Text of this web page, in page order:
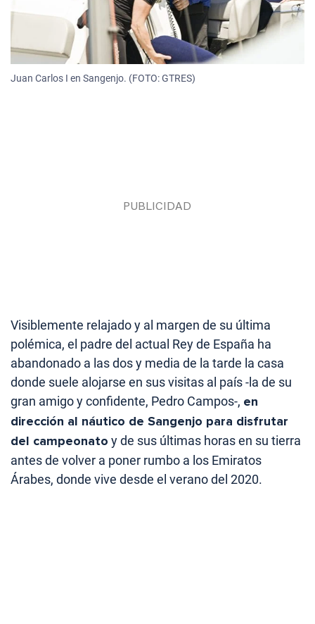
Juan Carlos I en Sangenjo. (FOTO: GTRES)
Visiblemente relajado y al margen de su última
polémica, el padre del actual Rey de España ha
abandonado a las dos y media de la tarde la casa
donde suele alojarse en sus visitas al país -la de su
gran amigo y confidente, Pedro Campos-, en
dirección al náutico de Sangenjo para disfrutar
del campeonato y de sus últimas horas en su tierra
antes de volver a poner rumbo a los Emiratos
Árabes, donde vive desde el verano del 2020.